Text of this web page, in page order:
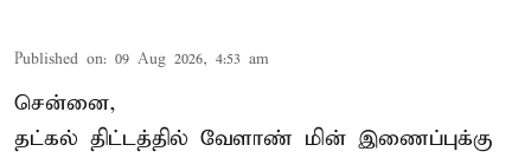
Published on: 09 Aug 2026, 4:53 am
சென்னை,
தட்கல் திட்டத்தில் வேளாண் மின் இணைப்புக்கு